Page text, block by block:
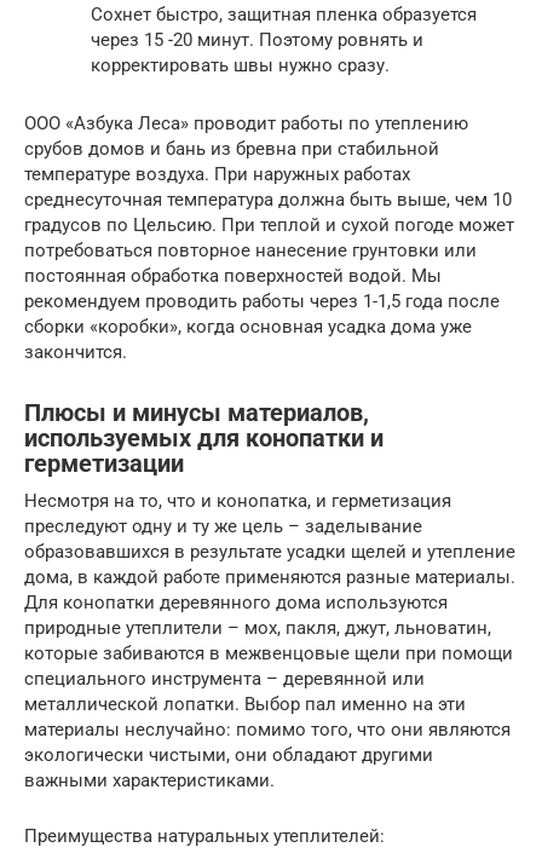
Сохнет быстро, защитная пленка образуется
через 15 -20 минут. Поэтому ровнять и
корректировать швы нужно сразу.
ООО «Азбука Леса» проводит работы по утеплению
срубов домов и бань из бревна при стабильной
температуре воздуха. При наружных работах
среднесуточная температура должна быть выше, чем 10
градусов по Цельсию. При теплой и сухой погоде может
потребоваться повторное нанесение грунтовки или
постоянная обработка поверхностей водой. Мы
рекомендуем проводить работы через 1-1,5 года после
сборки «коробки», когда основная усадка дома уже
закончится.
Плюсы и минусы материалов,
используемых для конопатки и
герметизации
Несмотря на то, что и конопатка, и герметизация
преследуют одну и ту же цель – заделывание
образовавшихся в результате усадки щелей и утепление
дома, в каждой работе применяются разные материалы.
Для конопатки деревянного дома используются
природные утеплители – мох, пакля, джут, льноватин,
которые забиваются в межвенцовые щели при помощи
специального инструмента – деревянной или
металлической лопатки. Выбор пал именно на эти
материалы неслучайно: помимо того, что они являются
экологически чистыми, они обладают другими
важными характеристиками.
Преимущества натуральных утеплителей: